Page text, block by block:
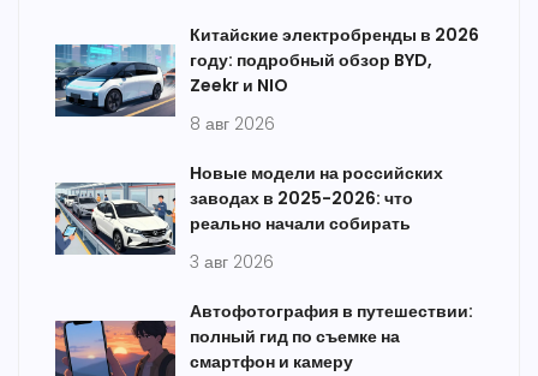
Китайские электробренды в 2026
году: подробный обзор BYD,
Zeekr и NIO
8 авг 2026
Новые модели на российских
заводах в 2025-2026: что
реально начали собирать
3 авг 2026
Автофотография в путешествии:
полный гид по съемке на
смартфон и камеру